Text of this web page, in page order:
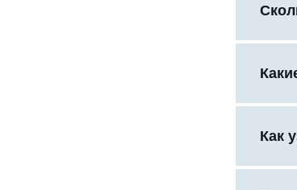
Как